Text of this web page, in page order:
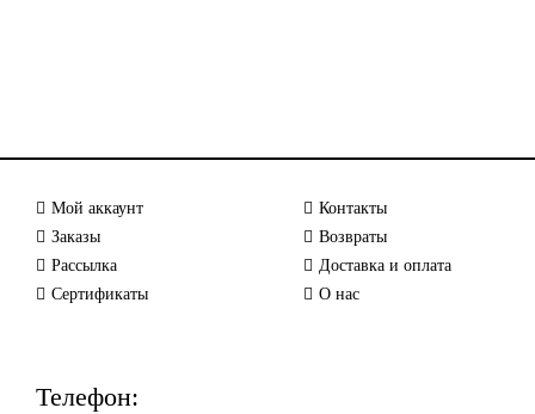
Мой аккаунт
Заказы
Рассылка
Сертификаты
Контакты
Возвраты
Доставка и оплата
О нас
Телефон: